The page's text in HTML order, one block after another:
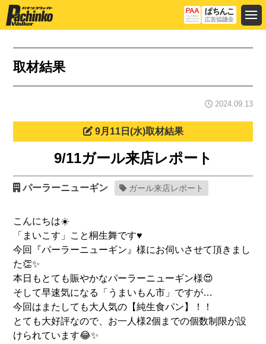
取材結果
2024.09.13
9月11日(水)取材結果
9/11ガール来店レポート
パーラーニューギン ガール来店レポート
こんにちは☀️
「まいこす」こと桐生舞です♥️
今回『パーラーニューギン』様にお伺いさせて頂きまし
た👏✨
本日もとても賑やかなパーラーニューギン様😍
そして早速気になる「うまいもん市」ですが…
今回はまたしても大人気の【純生食パン】！！
とても大好評なので、お一人様2個までの個数制限が設
けられています😂✨